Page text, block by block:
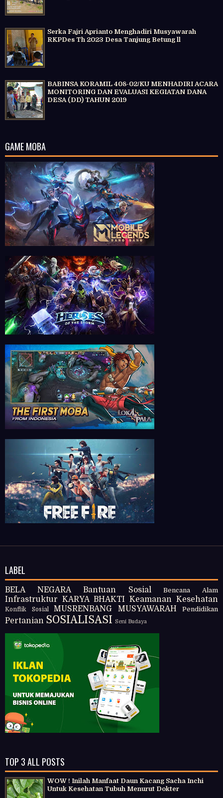
Serka Fajri Aprianto Menghadiri Musyawarah
RKPDes Th 2023 Desa Tanjung Betung ll
BABINSA KORAMIL 408-02/KU MENHADIRI ACARA
MONITORING DAN EVALUASI KEGIATAN DANA
DESA (DD) TAHUN 2019
GAME MOBA
LABEL
BELA NEGARA Bantuan Sosial Bencana Alam
Infrastruktur KARYA BHAKTI Keamanan Kesehatan
Konflik Sosial MUSRENBANG MUSYAWARAH Pendidikan
Pertanian SOSIALISASI Seni Budaya
TOP 3 ALL POSTS
WOW ! Inilah Manfaat Daun Kacang Sacha Inchi
Untuk Kesehatan Tubuh Menurut Dokter